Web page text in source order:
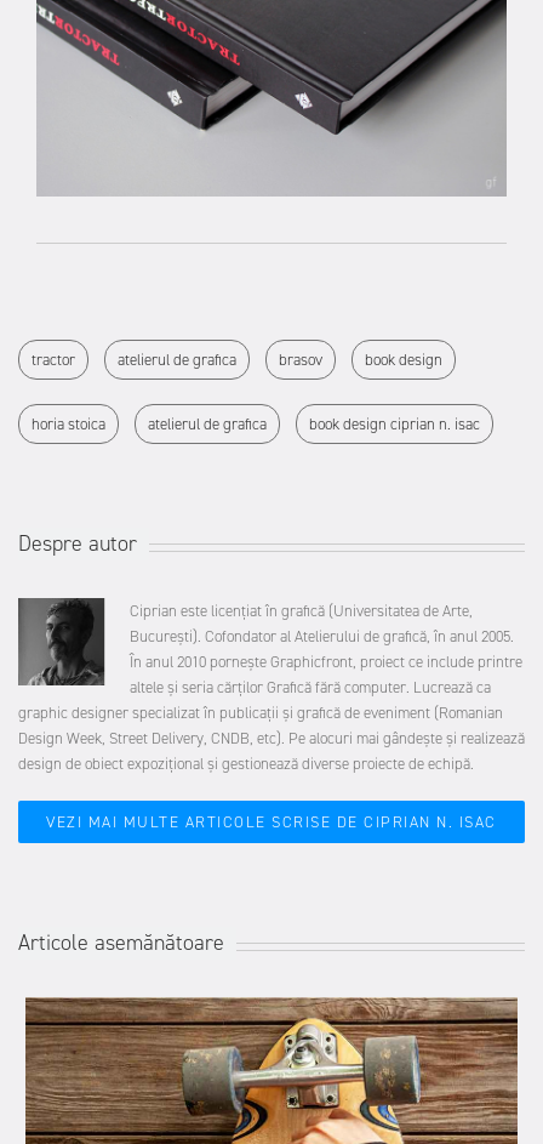
tractor atelierul de grafica brasov book design
horia stoica atelierul de grafica book design ciprian n. isac
Despre autor
Ciprian este licențiat în grafică (Universitatea de Arte,
București). Cofondator al Atelierului de grafică, în anul 2005.
În anul 2010 pornește Graphicfront, proiect ce include printre
altele și seria cărților Grafică fără computer. Lucrează ca
graphic designer specializat în publicații și grafică de eveniment (Romanian
Design Week, Street Delivery, CNDB, etc). Pe alocuri mai gândește și realizează
design de obiect expozițional și gestionează diverse proiecte de echipă.
VEZI MAI MULTE ARTICOLE SCRISE DE CIPRIAN N. ISAC
Articole asemănătoare